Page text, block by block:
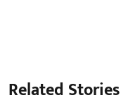
Related Stories